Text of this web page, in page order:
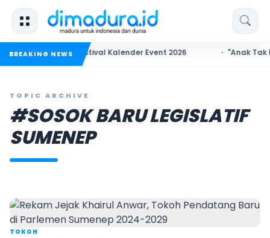
BREAKING NEWS
Semarak Festival Kalender Event 2026 "Anak Tak Harus
TOPIC ARCHIVE
#SOSOK BARU LEGISLATIF
SUMENEP
TOKOH